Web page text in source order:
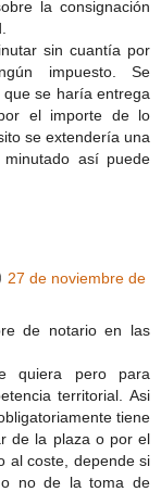
la consignación
sin cuantía por
impuesto. Se
se haría entrega
el importe de lo
se extendería una
así puede
27 de noviembre de
de notario en las
quiera pero para
territorial. Asi
tiene
de la plaza o por el
al coste, depende si
o no de la toma de